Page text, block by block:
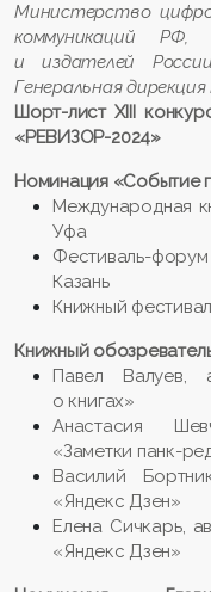
Министерство
коммуникаций РФ,
и издателей
Генеральная
Шорт-лист XIII
«РЕВИЗОР-2024»
Номинация «Событие
Международная
Уфа
Фестиваль-форум
Казань
Книжный
Книжный
Павел Валуев,
о книгах»
Анастасия
«Заметки панк-
Василий
«Яндекс Дзен»
Елена Сичкарь,
«Яндекс Дзен»